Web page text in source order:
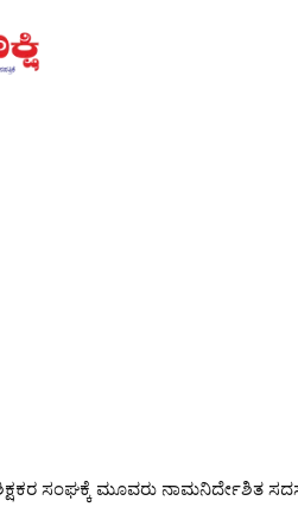
ಬದುಕಿಗೆ ಉತ್ಕರ್ಷವಿಲ್ಲ: ರಂಭಾಪುರಿ ಶ್ರೀ